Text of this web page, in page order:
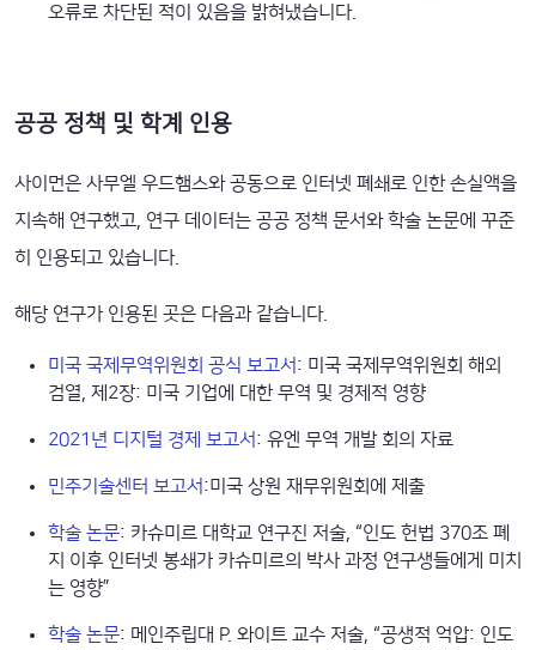
오류로 차단된 적이 있음을 밝혀냈습니다.
공공 정책 및 학계 인용
사이먼은 사무엘 우드햄스와 공동으로 인터넷 폐쇄로 인한 손실액을
지속해 연구했고, 연구 데이터는 공공 정책 문서와 학술 논문에 꾸준
히 인용되고 있습니다.
해당 연구가 인용된 곳은 다음과 같습니다.
미국 국제무역위원회 공식 보고서: 미국 국제무역위원회 해외
검열, 제2장: 미국 기업에 대한 무역 및 경제적 영향
2021년 디지털 경제 보고서: 유엔 무역 개발 회의 자료
민주기술센터 보고서:미국 상원 재무위원회에 제출
학술 논문: 카슈미르 대학교 연구진 저술, “인도 헌법 370조 폐
지 이후 인터넷 봉쇄가 카슈미르의 박사 과정 연구생들에게 미치
는 영향”
학술 논문: 메인주립대 P. 와이트 교수 저술, “공생적 억압: 인도